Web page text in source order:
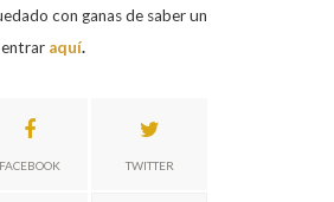
con ganas de saber un
aquí.
FACEBOOK TWITTER